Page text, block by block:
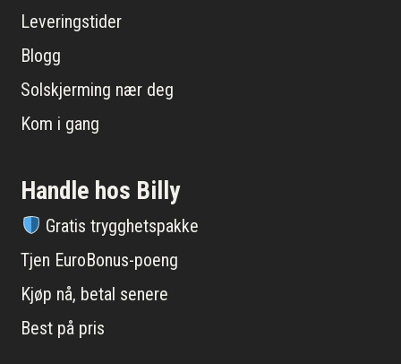
Leveringstider
Blogg
Solskjerming nær deg
Kom i gang
Handle hos Billy
Gratis trygghetspakke
Tjen EuroBonus-poeng
Kjøp nå, betal senere
Best på pris